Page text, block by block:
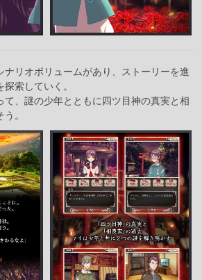
ナリオボリュームがあり、ストーリーを進
索していく。
て、謎の少年とともに四ツ目神の真実と相
。